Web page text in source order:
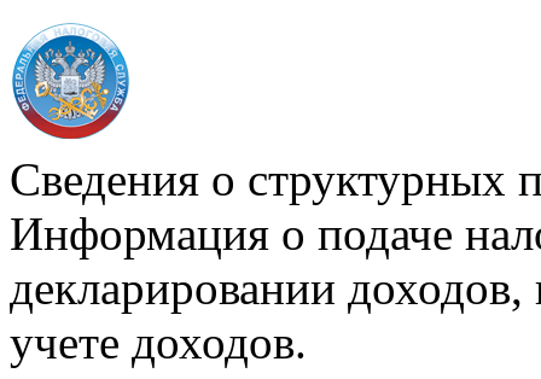
Сведения о структурных
Информация о подаче
декларировании доходов,
учете доходов.